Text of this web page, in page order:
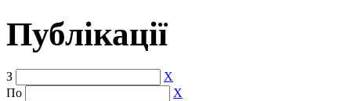
Публікації
З
X
По
X